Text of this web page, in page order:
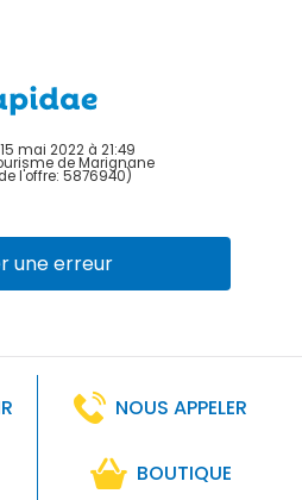
mai 2022 à 21:49
de Marignane
l'offre: 5876940)
une erreur
NOUS APPELER
BOUTIQUE